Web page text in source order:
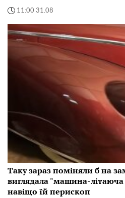
11:00 31.08
Таку зараз поміняли б на
виглядала "машина-літаюча
навіщо їй перископ